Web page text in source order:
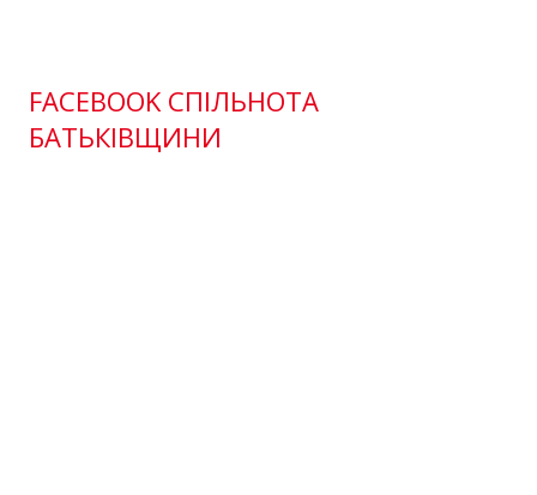
FACEBOOK СПІЛЬНОТА
БАТЬКІВЩИНИ